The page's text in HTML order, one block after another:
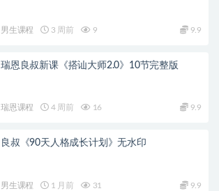
男生课程 3 周前 9 9.9
瑞恩良叔新课《搭讪大师2.0》10节完整版
瑞恩课程 4 周前 16 9.9
良叔《90天人格成长计划》无水印
男生课程 1 月前 31 9.9